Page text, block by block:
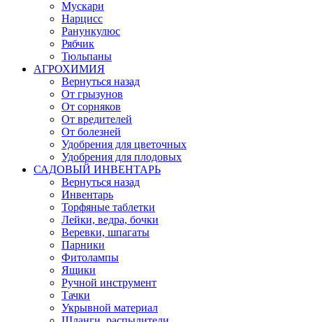
Мускари
Нарцисс
Ранункулюс
Рябчик
Тюльпаны
АГРОХИМИЯ
Вернуться назад
От грызунов
От сорняков
От вредителей
От болезней
Удобрения для цветочных
Удобрения для плодовых
САДОВЫЙ ИНВЕНТАРЬ
Вернуться назад
Инвентарь
Торфяные таблетки
Лейки, ведра, бочки
Веревки, шпагаты
Парники
Фитолампы
Ящики
Ручной инструмент
Тачки
Укрывной материал